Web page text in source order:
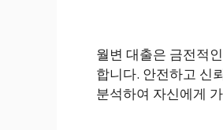
월변 대출은 금전적
합니다. 안전하고 신
분석하여 자신에게